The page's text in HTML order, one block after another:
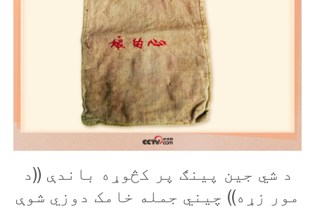
د شي جين پينګ پر کڅوړه باندې ((د
مور زړه)) چيني جمله خامک دوزي شوې